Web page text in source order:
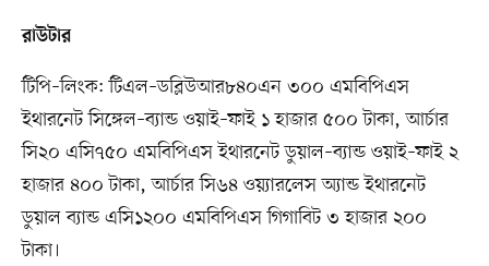
রাউটার
টিপি–লিংক: টিএল–ডব্লিউআর৮৪০এন ৩০০ এমবিপিএস
ইথারনেট সিঙ্গেল–ব্যান্ড ওয়াই–ফাই ১ হাজার ৫০০ টাকা, আর্চার
সি২০ এসি৭৫০ এমবিপিএস ইথারনেট ডুয়াল–ব্যান্ড ওয়াই–ফাই ২
হাজার ৪০০ টাকা, আর্চার সি৬৪ ওয়্যারলেস অ্যান্ড ইথারনেট
ডুয়াল ব্যান্ড এসি১২০০ এমবিপিএস গিগাবিট ৩ হাজার ২০০
টাকা।